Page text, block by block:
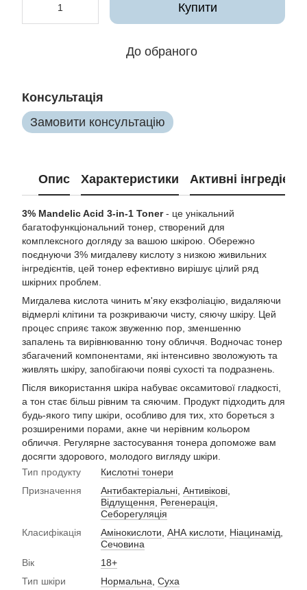
Купити
До обраного
Консультація
Замовити консультацію
Опис Характеристики Активні
3% Mandelic Acid 3-in-1 Toner- це унікальний
багатофункціональний тонер, створений для
комплексного догляду за вашою шкірою. Обережно
поєднуючи 3% мигдалеву кислоту з низкою живильних
інгредієнтів, цей тонер ефективно вирішує цілий ряд
шкірних проблем.
Мигдалева кислота чинить м'яку екзфоліацію, видаляючи
відмерлі клітини та розкриваючи чисту, сяючу шкіру. Цей
процес сприяє також звуженню пор, зменшенню
запалень та вирівнюванню тону обличчя. Водночас тонер
збагачений компонентами, які інтенсивно зволожують та
живлять шкіру, запобігаючи появі сухості та подразнень.
Після використання шкіра набуває оксамитової гладкості,
а тон стає більш рівним та сяючим. Продукт підходить для
будь-якого типу шкіри, особливо для тих, хто бореться з
розширеними порами, акне чи нерівним кольором
обличчя. Регулярне застосування тонера допоможе вам
досягти здорового, молодого вигляду шкіри.
Тип продукту
Кислотні тонери
Призначення
Антибактеріальні Антивікові
Відлущення
Регенерація
Себорегуляція
Класифікація
Амінокислоти АНА кислоти Ніацинамід
Сечовина
Вік
18+
Тип шкіри
Нормальна Суха